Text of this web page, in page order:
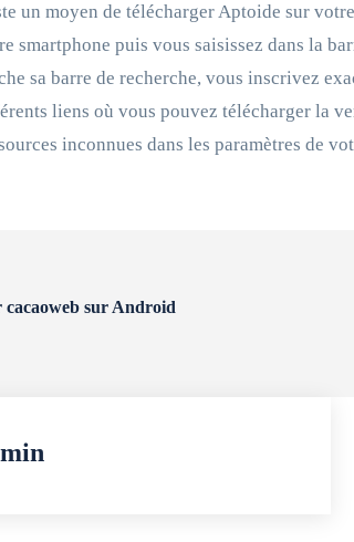
un moyen de télécharger Aptoide sur
smartphone puis vous saisissez dans la
sa barre de recherche, vous inscrivez
liens où vous pouvez télécharger la
inconnues dans les paramètres de
cacaoweb sur Android